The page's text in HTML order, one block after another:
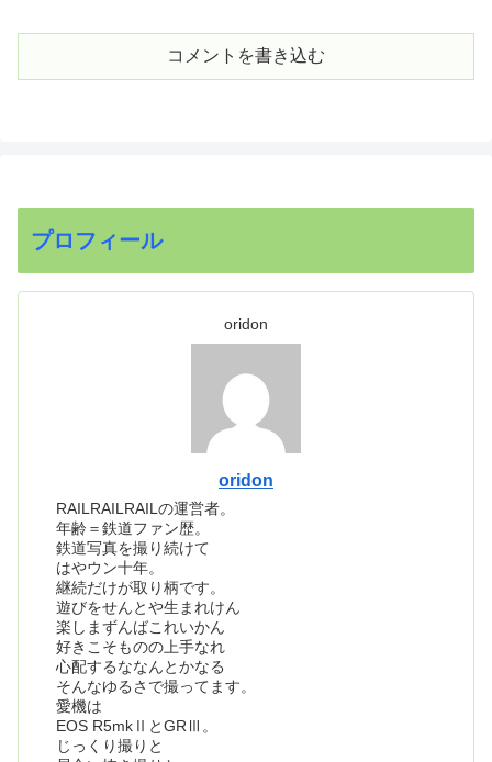
コメントを書き込む
プロフィール
oridon
oridon
RAILRAILRAILの運営者。
年齢＝鉄道ファン歴。
鉄道写真を撮り続けて
はやウン十年。
継続だけが取り柄です。
遊びをせんとや生まれけん
楽しまずんばこれいかん
好きこそものの上手なれ
心配するななんとかなる
そんなゆるさで撮ってます。
愛機は
EOS R5mkⅡとGRⅢ。
じっくり撮りと